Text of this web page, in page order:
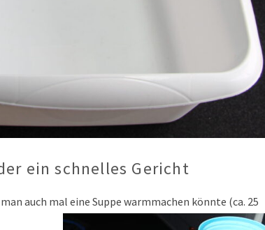
ein schnelles Gericht
auch mal eine Suppe warmmachen könnte (ca. 25